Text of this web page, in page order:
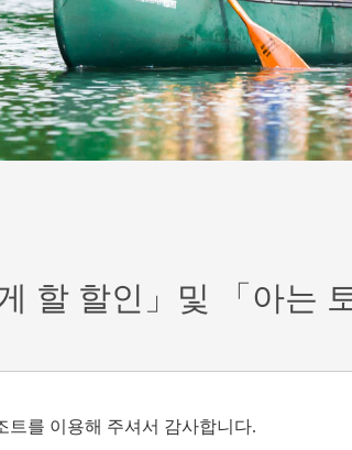
게 할 할인」및 「아는
트를 이용해 주셔서 감사합니다.